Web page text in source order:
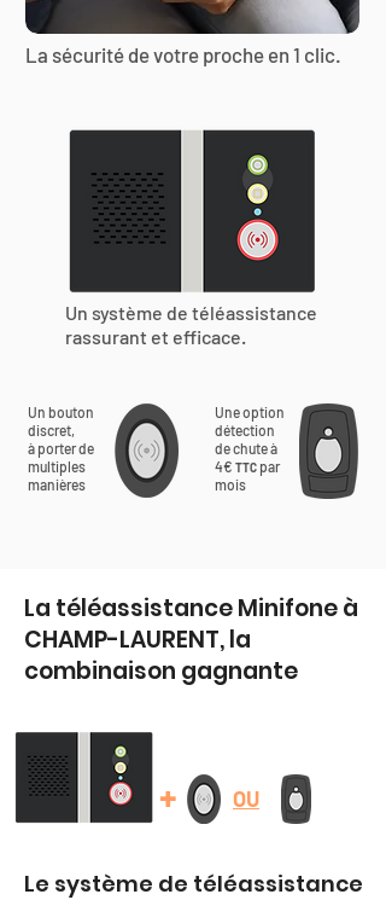
La sécurité de votre proche en 1 clic.
Un système de téléassistance
rassurant et efficace.
Un bouton
discret,
à porter de
multiples
manières
Une option
détection
de chute à
4€ TTC par
mois
La téléassistance Minifone à
CHAMP-LAURENT, la
combinaison gagnante
+ OU
Le système de téléassistance